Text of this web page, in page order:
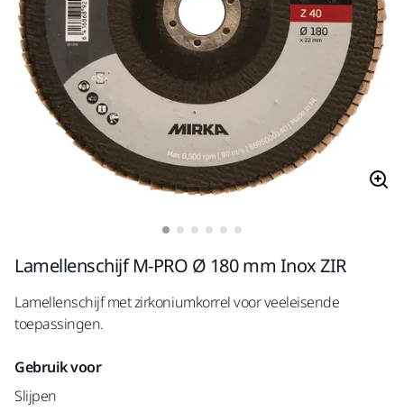
Lamellenschijf M-PRO Ø 180 mm Inox ZIR
Lamellenschijf met zirkoniumkorrel voor veeleisende
toepassingen.
Gebruik voor
Slijpen